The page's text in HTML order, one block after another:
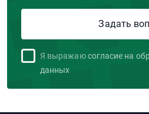
Я выражаю согласие на
данных